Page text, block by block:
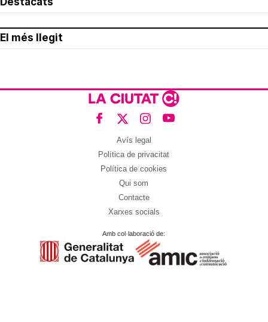
El més llegit
Avís legal
Política de privacitat
Política de cookies
Qui som
Contacte
Xarxes socials
Amb col·laboració de: